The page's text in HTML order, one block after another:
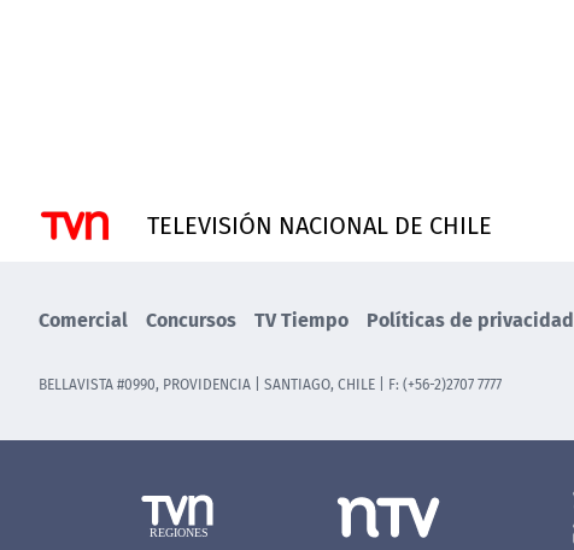
TELEVISIÓN NACIONAL DE CHILE
Comercial Concursos TV Tiempo Políticas de privacidad
BELLAVISTA #0990, PROVIDENCIA | SANTIAGO, CHILE | F: (+56-2)2707 7777